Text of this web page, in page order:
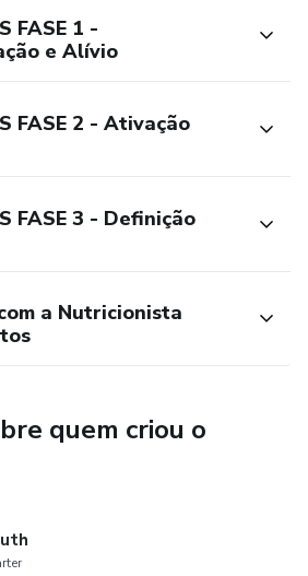
com acompanhamento direto
viver com dor!
a inflamação da
o abdômen e voltar a sentir seu
FASE 1 -
e Alívio
FASE 2 - Ativação
FASE 3 - Definição
a Nutricionista
quem criou o